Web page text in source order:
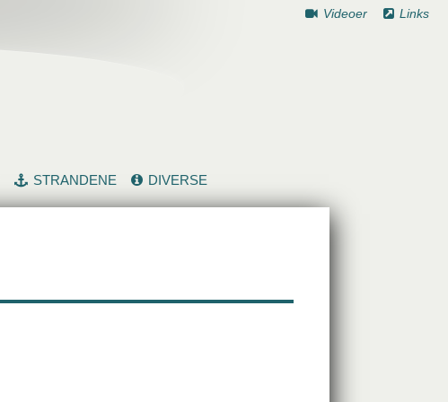
Videoer Links
STRANDENE DIVERSE